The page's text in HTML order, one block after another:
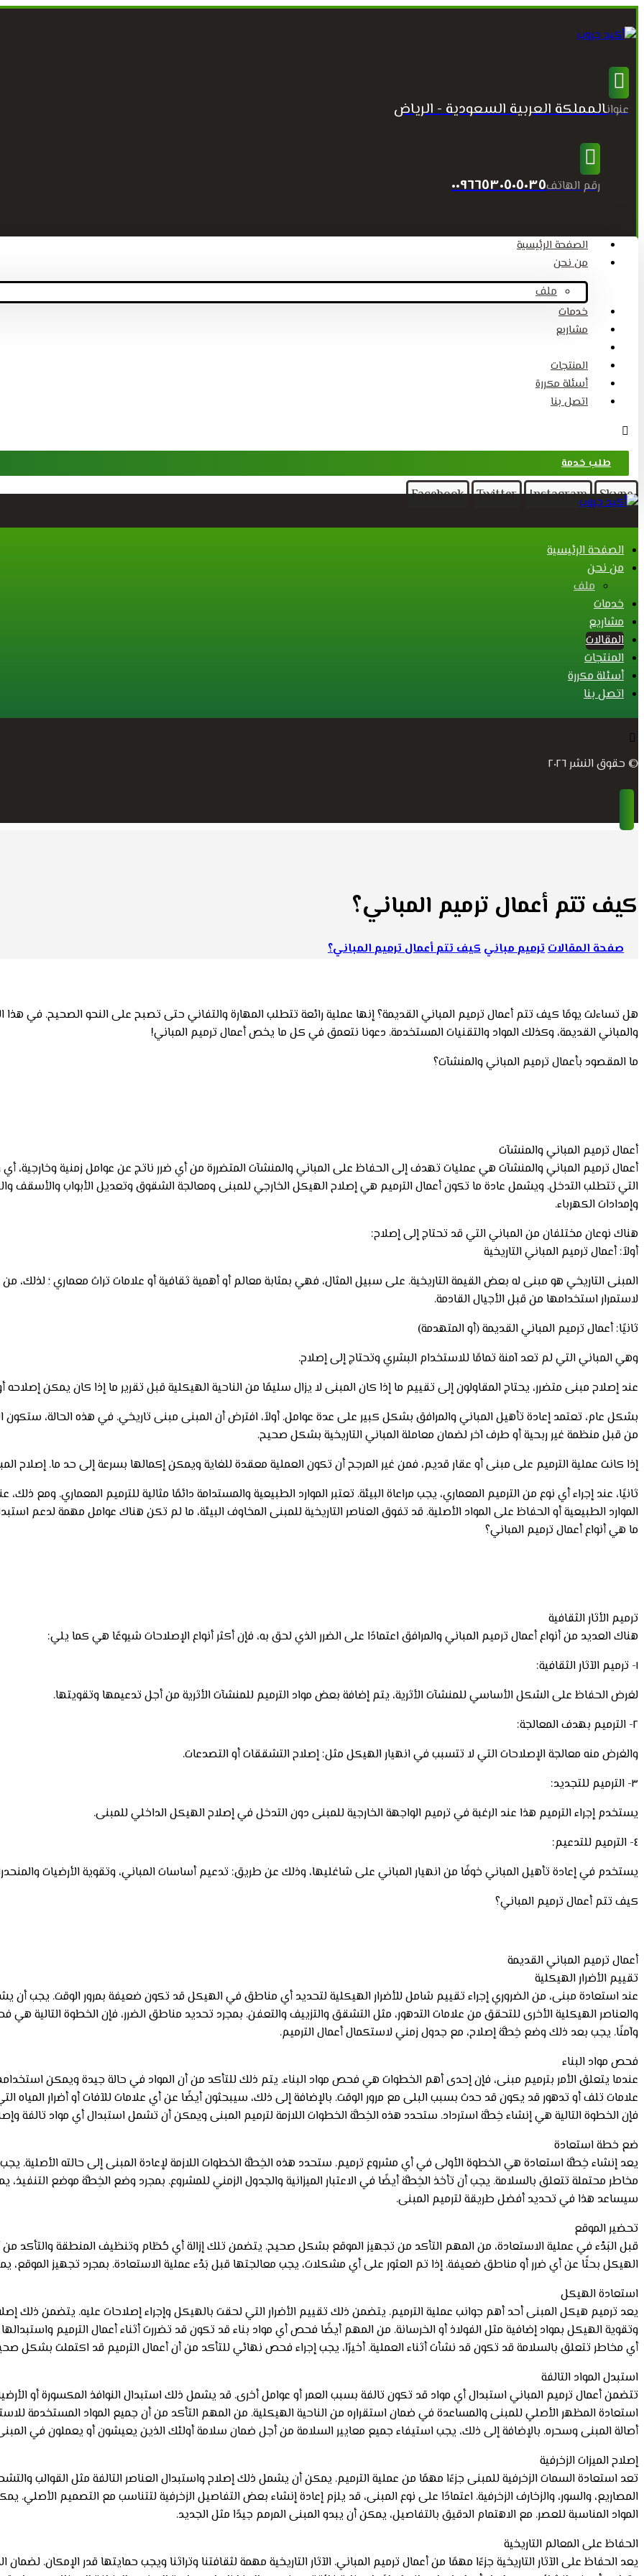
عنوانالمملكة العربية السعودية - الرياض
رقم الهاتف٠٠٩٦٦٥٣٠٥٠٥٠٣٥
الصفحة الرئيسية
من نحن
ملف
خدمات
مشاريع
المنتجات
أسئلة مكررة
اتصل بنا
طلب خدمة
Facebook Twitter Instagram Skype
الصفحة الرئيسية
من نحن
ملف
خدمات
مشاريع
المقالات
المنتجات
أسئلة مكررة
اتصل بنا
© حقوق النشر ٢٠٢٦
كيف تتم أعمال ترميم المباني؟
صفحة المقالاتترميم مباني كيف تتم أعمال ترميم المباني؟
هل تساءلت يومًا كيف تتم أعمال ترميم المباني القديمة؟ إنها عملية رائعة تتطلب المهارة والتفاني حتى تصبح على النحو الصحيح. في
والمباني القديمة، وكذلك المواد والتقنيات المستخدمة. دعونا نتعمق في كل ما يخص أعمال ترميم المباني!
ما المقصود بأعمال ترميم المباني والمنشآت؟
أعمال ترميم المباني والمنشآت
أعمال ترميم المباني والمنشآت هي عمليات تهدف إلى الحفاظ على المباني والمنشآت المتضررة من أي ضرر ناتج عن عوامل زمنية وخارجية، أي
التي تتطلب التدخل. ويشمل عادة ما تكون أعمال الترميم هي إصلاح الهيكل الخارجي للمبنى ومعالجة الشقوق وتعديل الأبواب والأسقف
وإمدادات الكهرباء.
هناك نوعان مختلفان من المباني التي قد تحتاج إلى إصلاح:
أولاً: أعمال ترميم المباني التاريخية
المبنى التاريخي هو مبنى له بعض القيمة التاريخية. على سبيل المثال، فهي بمثابة معالم أو أهمية ثقافية أو علامات تراث معماري ؛ لذلك،
لاستمرار استخدامها من قبل الأجيال القادمة.
ثانيًا: أعمال ترميم المباني القديمة (أو المتهدمة)
وهي المباني التي لم تعد آمنة تمامًا للاستخدام البشري وتحتاج إلى إصلاح.
عند إصلاح مبنى متضرر، يحتاج المقاولون إلى تقييم ما إذا كان المبنى لا يزال سليمًا من الناحية الهيكلية قبل تقرير ما إذا كان يمكن
بشكل عام، تعتمد إعادة تأهيل المباني والمرافق بشكل كبير على عدة عوامل. أولاً، افترض أن المبنى مبنى تاريخي. في هذه الحالة، ستكون
من قبل منظمة غير ربحية أو طرف آخر لضمان معاملة المباني التاريخية بشكل صحيح.
إذا كانت عملية الترميم على مبنى أو عقار قديم، فمن غير المرجح أن تكون العملية معقدة للغاية ويمكن إكمالها بسرعة إلى حد ما. إصلاح
ثانيًا، عند إجراء أي نوع من الترميم المعماري، يجب مراعاة البيئة. تعتبر الموارد الطبيعية والمستدامة دائمًا مثالية للترميم المعماري. ومع
الموارد الطبيعية أو الحفاظ على المواد الأصلية. قد تفوق العناصر التاريخية للمبنى المخاوف البيئة، ما لم تكن هناك عوامل مهمة لدعم
ما هي أنواع أعمال ترميم المباني؟
ترميم الأثار الثقافية
هناك العديد من أنواع أعمال ترميم المباني والمرافق اعتمادًا على الضرر الذي لحق به، فإن أكثر أنواع الإصلاحات شيوعًا هي كما يلي:
١- ترميم الآثار الثقافية:
لغرض الحفاظ على الشكل الأساسي للمنشآت الأثرية، يتم إضافة بعض مواد الترميم للمنشآت الأثرية من أجل تدعيمها وتقويتها.
٢- الترميم بهدف المعالجة:
والغرض منه معالجة الإصلاحات التي لا تتسبب في انهيار الهيكل مثل: إصلاح التشققات أو التصدعات.
٣- الترميم للتجديد:
يستخدم إجراء الترميم هذا عند الرغبة في ترميم الواجهة الخارجية للمبنى دون التدخل في إصلاح الهيكل الداخلي للمبنى.
٤- الترميم للتدعيم:
يستخدم في إعادة تأهيل المباني خوفًا من انهيار المباني على شاغليها، وذلك عن طريق: تدعيم أساسات المباني، وتقوية الأرضيات
كيف تتم أعمال ترميم المباني؟
أعمال ترميم المباني القديمة
تقييم الأضرار الهيكلية
عند استعادة مبنى، من الضروري إجراء تقييم شامل للأضرار الهيكلية لتحديد أي مناطق في الهيكل قد تكون ضعيفة بمرور الوقت. يجب أن
والعناصر الهيكلية الأخرى للتحقق من علامات التدهور، مثل التشقق والتزييف والتعفن. بمجرد تحديد مناطق الضرر، فإن الخطوة التالية
وآمنًا. يجب بعد ذلك وضع خِطَّة إصلاح، مع جدول زمني لاستكمال أعمال الترميم.
فحص مواد البناء
عندما يتعلق الأمر بترميم مبنى، فإن إحدى أهم الخطوات هي فحص مواد البناء. يتم ذلك للتأكد من أن المواد في حالة جيدة ويمكن
علامات تلف أو تدهور قد يكون قد حدث بسبب البلى مع مرور الوقت. بالإضافة إلى ذلك، سيبحثون أيضًا عن أي علامات للآفات أو أضرار المياه
فإن الخطوة التالية هي إنشاء خِطَّة استرداد. ستحدد هذه الخِطَّة الخطوات اللازمة لترميم المبنى ويمكن أن تشمل استبدال أي مواد تالفة
ضع خطة استعادة
يعد إنشاء خِطَّة استعادة هي الخطوة الأولى في أي مشروع ترميم. ستحدد هذه الخِطَّة الخطوات اللازمة لإعادة المبنى إلى حالته الأصلية. يجب
مخاطر محتملة تتعلق بالسلامة. يجب أن تأخذ الخِطَّة أيضًا في الاعتبار الميزانية والجدول الزمني للمشروع. بمجرد وضع الخِطَّة موضع التنفيذ،
سيساعد هذا في تحديد أفضل طريقة لترميم المبنى.
تحضير الموقع
قبل البَدْء في عملية الاستعادة، من المهم التأكد من تجهيز الموقع بشكل صحيح. يتضمن تلك إزالة أي حُطَام وتنظيف المنطقة والتأكد
الهيكل بحثًا عن أي ضرر أو مناطق ضعيفة. إذا تم العثور على أي مشكلات، يجب معالجتها قبل بَدْء عملية الاستعادة. بمجرد تجهيز الموقع،
استعادة الهيكل
يعد ترميم هيكل المبنى أحد أهم جوانب عملية الترميم. يتضمن ذلك تقييم الأضرار التي لحقت بالهيكل وإجراء إصلاحات عليه. يتضمن
وتقوية الهيكل بمواد إضافية مثل الفولاذ أو الخرسانة. من المهم أيضًا فحص أي مواد بناء قد تكون قد تضررت أثناء أعمال الترميم واستبدالها
أي مخاطر تتعلق بالسلامة قد تكون قد نشأت أثناء العملية. أخيرًا، يجب إجراء فحص نهائي للتأكد من أن أعمال الترميم قد اكتملت بشكل
استبدل المواد التالفة
تتضمن أعمال ترميم المباني استبدال أي مواد قد تكون تالفة بسبب العمر أو عوامل أخرى. قد يشمل ذلك استبدال النوافذ المكسورة أو
استعادة المظهر الأصلي للمبنى والمساعدة في ضمان استقراره من الناحية الهيكلية. من المهم التأكد من أن جميع المواد المستخدمة
أصالة المبنى وسحره. بالإضافة إلى ذلك، يجب استيفاء جميع معايير السلامة من أجل ضمان سلامة أولئك الذين يعيشون أو يعملون في
إصلاح الميزات الزخرفية
تعد استعادة السمات الزخرفية للمبنى جزءًا مهمًا من عملية الترميم. يمكن أن يشمل ذلك إصلاح واستبدال العناصر التالفة مثل القوالب
المصاريع، والسور، والزخارف الزخرفية. اعتمادًا على نوع المبنى، قد يلزم إعادة إنشاء بعض التفاصيل الزخرفية لتتناسب مع التصميم
المواد المناسبة للعصر. مع الاهتمام الدقيق بالتفاصيل، يمكن أن يبدو المبنى المرمم جيدًا مثل الجديد.
الحفاظ على المعالم التاريخية
يعد الحفاظ على الآثار التاريخية جزءًا مهمًا من أعمال ترميم المباني. الآثار التاريخية مهمة لثقافتنا وتراثنا ويجب حمايتها قدر